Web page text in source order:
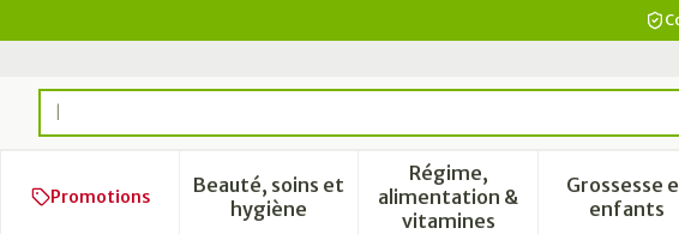
Rechercher
Promotions
Beauté, soins et
hygièneAfficher le sous-menu pour la catégorie
Régime,
alimentation &
vitamines
Afficher le sous-menu
Grossesse
enfants